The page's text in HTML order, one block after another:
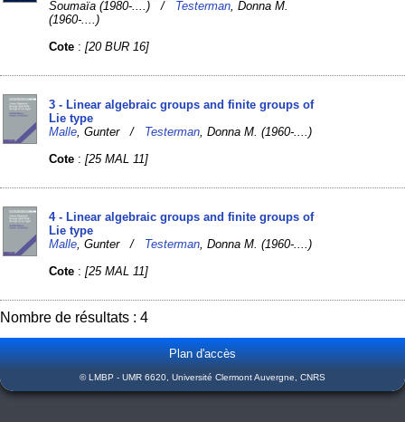
Soumaïa (1980-....) / Testerman , Donna M.
(1960-....)
Cote :[20 BUR 16]
3 - Linear algebraic groups and finite groups of
Lie type
Malle , Gunter / Testerman , Donna M. (1960-....)
Cote :[25 MAL 11]
4 - Linear algebraic groups and finite groups of
Lie type
Malle , Gunter / Testerman , Donna M. (1960-....)
Cote :[25 MAL 11]
Nombre de résultats : 4
Plan d'accès
© LMBP - UMR 6620, Université Clermont Auvergne, CNRS